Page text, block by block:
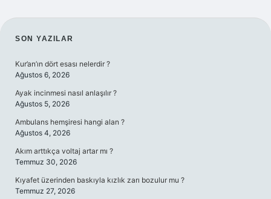
SIDEBAR
SON YAZILAR
Kur’an’ın dört esası nelerdir ?
Ağustos 6, 2026
Ayak incinmesi nasıl anlaşılır ?
Ağustos 5, 2026
Ambulans hemşiresi hangi alan ?
Ağustos 4, 2026
Akım arttıkça voltaj artar mı ?
Temmuz 30, 2026
Kıyafet üzerinden baskıyla kızlık zarı bozulur mu ?
Temmuz 27, 2026